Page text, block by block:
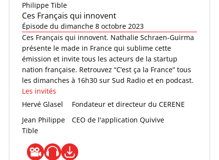
Philippe Tible
Ces Français qui innovent
Épisode du dimanche 8 octobre 2023
Ces Français qui innovent. Nathalie Schraen-Guirma
présente le made in France qui sublime cette
émission et invite tous les acteurs de la startup
nation française. Retrouvez “C’est ça la France” tous
les dimanches à 16h30 sur Sud Radio et en podcast.
Les invités
Hervé Glasel
Fondateur et directeur du CERENE
Jean Philippe
Tible
CEO de l'application Quivive